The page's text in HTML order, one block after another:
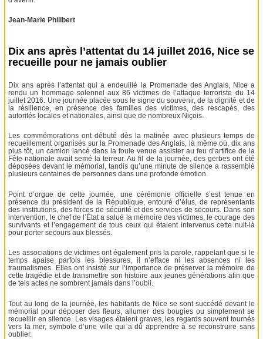
Jean-Marie Philibert
Dix ans après l’attentat du 14 juillet 2016, Nice se
recueille pour ne jamais oublier
Dix ans après l’attentat qui a endeuillé la Promenade des Anglais, Nice a
rendu un hommage solennel aux 86 victimes de l’attaque terroriste du 14
juillet 2016. Une journée placée sous le signe du souvenir, de la dignité et de
la résilience, en présence des familles des victimes, des rescapés, des
autorités locales et nationales, ainsi que de nombreux Niçois.
Les commémorations ont débuté dès la matinée avec plusieurs temps de
recueillement organisés sur la Promenade des Anglais, là même où, dix ans
plus tôt, un camion lancé dans la foule venue assister au feu d’artifice de la
Fête nationale avait semé la terreur. Au fil de la journée, des gerbes ont été
déposées devant le mémorial, tandis qu’une minute de silence a rassemblé
plusieurs centaines de personnes dans une profonde émotion.
Point d’orgue de cette journée, une cérémonie officielle s’est tenue en
présence du président de la République, entouré d’élus, de représentants
des institutions, des forces de sécurité et des services de secours. Dans son
intervention, le chef de l’État a salué la mémoire des victimes, le courage des
survivants et l’engagement de tous ceux qui étaient intervenus cette nuit-là
pour porter secours aux blessés.
Les associations de victimes ont également pris la parole, rappelant que si le
temps apaise parfois les blessures, il n’efface ni les absences ni les
traumatismes. Elles ont insisté sur l’importance de préserver la mémoire de
cette tragédie et de transmettre son histoire aux jeunes générations afin que
de tels actes ne sombrent jamais dans l’oubli.
Tout au long de la journée, les habitants de Nice se sont succédé devant le
mémorial pour déposer des fleurs, allumer des bougies ou simplement se
recueillir en silence. Les visages étaient graves, les regards souvent tournés
vers la mer, symbole d’une ville qui a dû apprendre à se reconstruire sans
oublier.